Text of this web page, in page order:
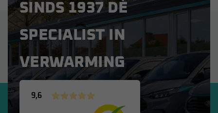
SINDS 1937 DÉ
SPECIALIST IN
VERWARMING
9,6